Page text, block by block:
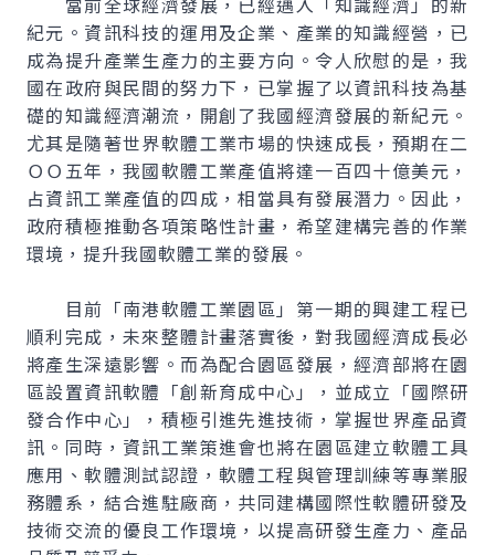
紀元。資訊科技的運用及企業、產業的知識經營，已
成為提升產業生產力的主要方向。令人欣慰的是，我
國在政府與民間的努力下，已掌握了以資訊科技為基
礎的知識經濟潮流，開創了我國經濟發展的新紀元。
尤其是隨著世界軟體工業市場的快速成長，預期在二
ＯＯ五年，我國軟體工業產值將達一百四十億美元，
占資訊工業產值的四成，相當具有發展潛力。因此，
政府積極推動各項策略性計畫，希望建構完善的作業
環境，提升我國軟體工業的發展。
目前「南港軟體工業園區」第一期的興建工程已
順利完成，未來整體計畫落實後，對我國經濟成長必
將產生深遠影響。而為配合園區發展，經濟部將在園
區設置資訊軟體「創新育成中心」，並成立「國際研
發合作中心」，積極引進先進技術，掌握世界產品資
訊。同時，資訊工業策進會也將在園區建立軟體工具
應用、軟體測試認證，軟體工程與管理訓練等專業服
務體系，結合進駐廠商，共同建構國際性軟體研發及
技術交流的優良工作環境，以提高研發生產力、產品